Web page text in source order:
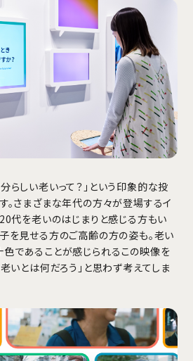
らしい老いって？」という印象的な投
。さまざまな年代の方々が登場するイ
代を老いのはじまりと感じる方もい
を見せる方のご高齢の方の姿も。老い
であることが感じられるこの映像を
老いとは何だろう」と思わず考えてしま